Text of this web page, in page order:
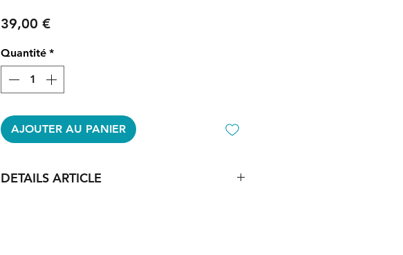
39,00 €Prix
Quantité *
AJOUTER AU PANIER
DETAILS ARTICLE